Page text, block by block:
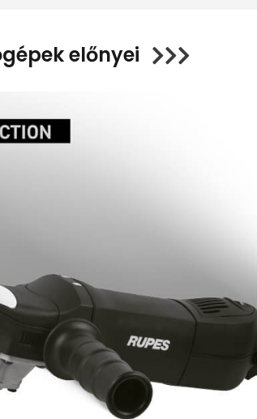
előnyei